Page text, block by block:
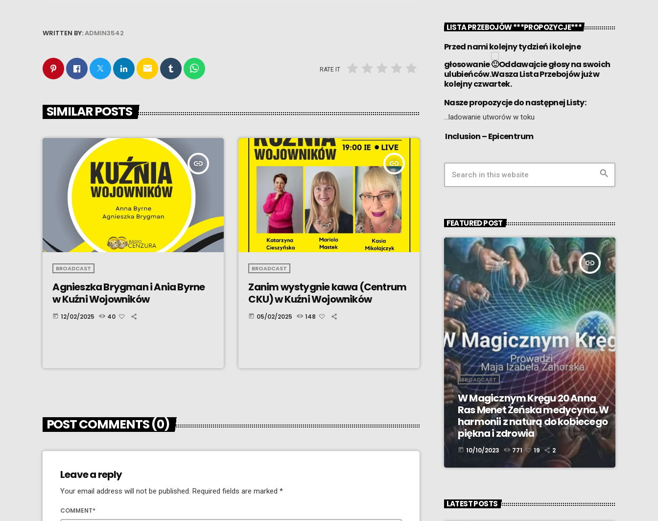
WRITTEN BY:ADMIN3542
email RATE IT
SIMILAR POSTS
insert_link
BROADCAST
Agnieszka Brygman i Ania Byrne
w Kuźni Wojowników
today 12/02/2025 40
insert_link
BROADCAST
Zanim wystygnie kawa (Centrum
CKU) w Kuźni Wojowników
today 05/02/2025 148
POST COMMENTS (0)
Leave a reply
Your email address will not be published. Required fields are marked *
COMMENT*
LISTA PRZEBOJÓW ***PROPOZYCJE***
Przed nami kolejny tydzień i kolejne
głosowanie
Oddawajcie głosy na swoich
ulubieńców.Wasza Lista Przebojów już w
kolejny czwartek.
Nasze propozycje do następnej Listy:
…ladowanie utworów w toku
Inclusion – Epicentrum
search
FEATURED POST
insert_link
BROADCAST
W Magicznym Kręgu 20 Anna
Ras Menet Żeńska medycyna. W
harmonii z naturą do kobiecego
piękna i zdrowia
today 10/10/2023 771 19 2
LATEST POSTS